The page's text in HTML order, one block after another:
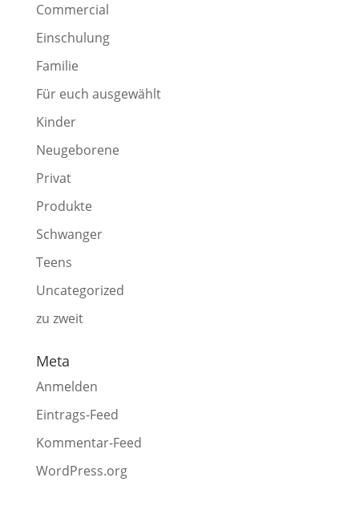
Commercial
Einschulung
Familie
Für euch ausgewählt
Kinder
Neugeborene
Privat
Produkte
Schwanger
Teens
Uncategorized
zu zweit
Meta
Anmelden
Eintrags-Feed
Kommentar-Feed
WordPress.org